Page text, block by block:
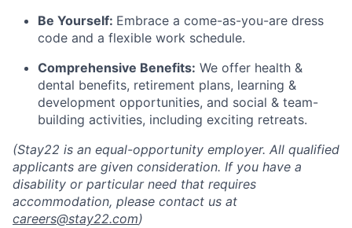
Be Yourself: Embrace a come-as-you-are dress
code and a flexible work schedule.
Comprehensive Benefits: We offer health &
dental benefits, retirement plans, learning &
development opportunities, and social & team-
building activities, including exciting retreats.
(Stay22 is an equal-opportunity employer. All qualified
applicants are given consideration. If you have a
disability or particular need that requires
accommodation, please contact us at
careers@stay22.com)